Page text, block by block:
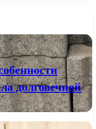
долговечной